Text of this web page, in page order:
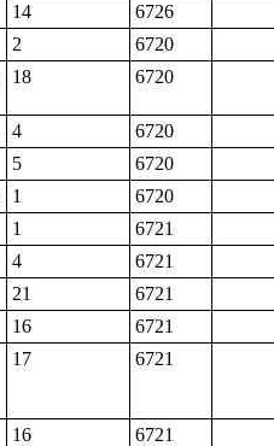
14
6726
2
6720
18 6720
4
6720
5
6720
1
6720
1
6721
4
6721
21
6721
16
6721
17 6721
16 6721